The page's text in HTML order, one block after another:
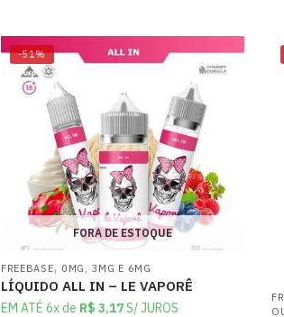
-51%
FORA DE ESTOQUE
FREEBASE, 0MG, 3MG E 6MG
LÍQUIDO ALL IN – LE VAPORÊ
EM ATÉ 6x de R$ 3,17S/ JUROS